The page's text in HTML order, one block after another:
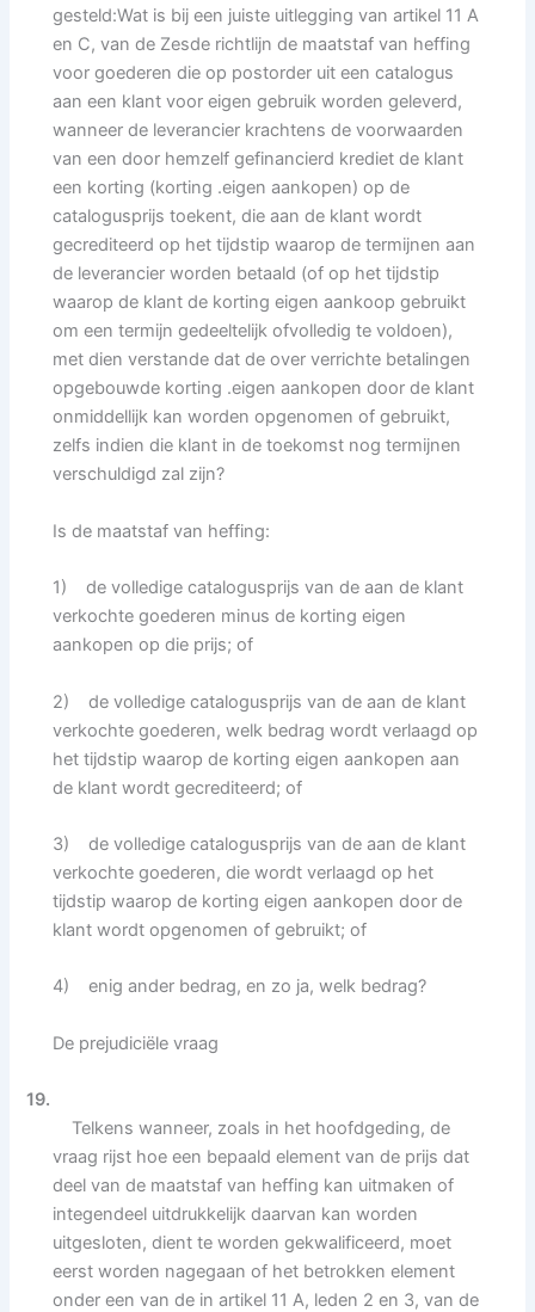
gesteld:Wat is bij een juiste uitlegging van artikel 11 A
en C, van de Zesde richtlijn de maatstaf van heffing
voor goederen die op postorder uit een catalogus
aan een klant voor eigen gebruik worden geleverd,
wanneer de leverancier krachtens de voorwaarden
van een door hemzelf gefinancierd krediet de klant
een korting (korting .eigen aankopen) op de
catalogusprijs toekent, die aan de klant wordt
gecrediteerd op het tijdstip waarop de termijnen aan
de leverancier worden betaald (of op het tijdstip
waarop de klant de korting eigen aankoop gebruikt
om een termijn gedeeltelijk ofvolledig te voldoen),
met dien verstande dat de over verrichte betalingen
opgebouwde korting .eigen aankopen door de klant
onmiddellijk kan worden opgenomen of gebruikt,
zelfs indien die klant in de toekomst nog termijnen
verschuldigd zal zijn?
Is de maatstaf van heffing:
1) de volledige catalogusprijs van de aan de klant
verkochte goederen minus de korting eigen
aankopen op die prijs; of
2) de volledige catalogusprijs van de aan de klant
verkochte goederen, welk bedrag wordt verlaagd op
het tijdstip waarop de korting eigen aankopen aan
de klant wordt gecrediteerd; of
3) de volledige catalogusprijs van de aan de klant
verkochte goederen, die wordt verlaagd op het
tijdstip waarop de korting eigen aankopen door de
klant wordt opgenomen of gebruikt; of
4) enig ander bedrag, en zo ja, welk bedrag?
De prejudiciële vraag
19.
Telkens wanneer, zoals in het hoofdgeding, de
vraag rijst hoe een bepaald element van de prijs dat
deel van de maatstaf van heffing kan uitmaken of
integendeel uitdrukkelijk daarvan kan worden
uitgesloten, dient te worden gekwalificeerd, moet
eerst worden nagegaan of het betrokken element
onder een van de in artikel 11 A, leden 2 en 3, van de